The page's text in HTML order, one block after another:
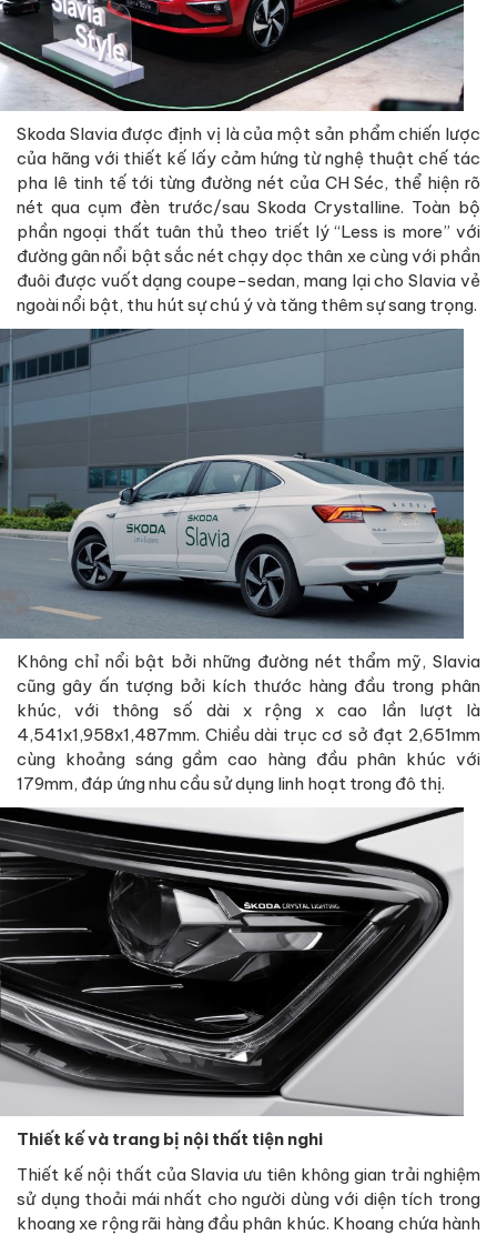
Skoda Slavia được định vị là của một sản phẩm chiến lược
của hãng với thiết kế lấy cảm hứng từ nghệ thuật chế tác
pha lê tinh tế tới từng đường nét của CH Séc, thể hiện rõ
nét qua cụm đèn trước/sau Skoda Crystalline. Toàn bộ
phần ngoại thất tuân thủ theo triết lý “Less is more” với
đường gân nổi bật sắc nét chạy dọc thân xe cùng với phần
đuôi được vuốt dạng coupe-sedan, mang lại cho Slavia vẻ
ngoài nổi bật, thu hút sự chú ý và tăng thêm sự sang trọng.
Không chỉ nổi bật bởi những đường nét thẩm mỹ, Slavia
cũng gây ấn tượng bởi kích thước hàng đầu trong phân
khúc, với thông số dài x rộng x cao lần lượt là
4,541x1,958x1,487mm. Chiều dài trục cơ sở đạt 2,651mm
cùng khoảng sáng gầm cao hàng đầu phân khúc với
179mm, đáp ứng nhu cầu sử dụng linh hoạt trong đô thị.
Thiết kế và trang bị nội thất tiện nghi
Thiết kế nội thất của Slavia ưu tiên không gian trải nghiệm
sử dụng thoải mái nhất cho người dùng với diện tích trong
khoang xe rộng rãi hàng đầu phân khúc. Khoang chứa hành